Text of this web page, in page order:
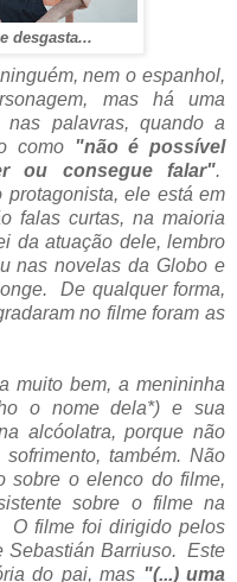
desgasta...
nem o espanhol,
mas há uma
palavras, quando a
como "não é possível
ou consegue falar".
ele está em
falas curtas, na maioria
da atuação dele, lembro
nas novelas da Globo e
De qualquer forma,
no filme foram as
muito bem, a menininha
o nome dela*) e sua
alcóolatra, porque não
também. Não
sobre o elenco do filme,
sobre o filme na
O filme foi dirigido pelos
Sebastián Barriuso. Este
do pai, mas "(...) uma